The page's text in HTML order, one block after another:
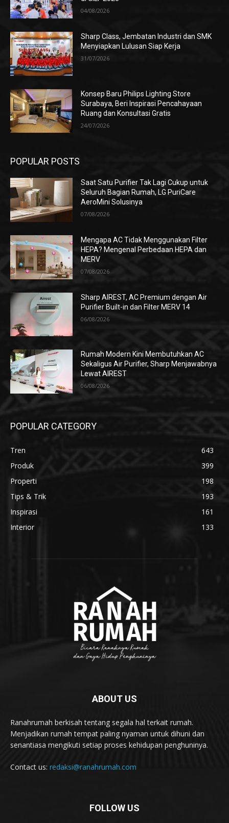
04/08/2026
Sharp Class, Jembatan Industri dan SMK
Menyiapkan Lulusan Siap Kerja
31/07/2026
Konsep Baru Philips Lighting Store
Surabaya, Beri Inspirasi Pencahayaan
Ruang dan Konsultasi Gratis
24/07/2026
POPULAR POSTS
Saat Satu Purifier Tak Lagi Cukup untuk
Seluruh Bagian Rumah, LG PuriCare
AeroMini Solusinya
07/08/2026
Mengapa AC Tidak Menggunakan Filter
HEPA? Mengenal Perbedaan HEPA dan
MERV
07/08/2026
Sharp AIREST, AC Premium dengan Air
Purifier Built-in dan Filter MERV 14
06/08/2026
Rumah Modern Kini Membutuhkan AC
Sekaligus Air Purifier, Sharp Menjawabnya
Lewat AIREST
06/08/2026
POPULAR CATEGORY
Tren
643
Produk
399
Properti
198
Tips & Trik
193
Inspirasi
161
Interior
133
ABOUT US
Ranahrumah berkisah tentang segala hal terkait rumah.
Menjadikan rumah tempat paling nyaman untuk dihuni dan
senantiasa mengikuti setiap proses kehidupan penghuninya.
Contact us: redaksi@ranahrumah.com
FOLLOW US